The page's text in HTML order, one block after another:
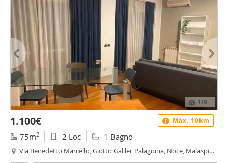
1/9
1.100€
75m2 2 Loc 1 Bagno
Via Benedetto Marcello, Giotto Galilei, Palagonia, Noce, Malaspina
Máx. 10km